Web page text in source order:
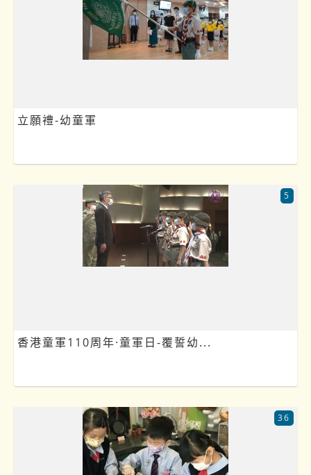
立願禮-幼童軍
香港童軍110周年·童軍日-覆誓幼...
5
36